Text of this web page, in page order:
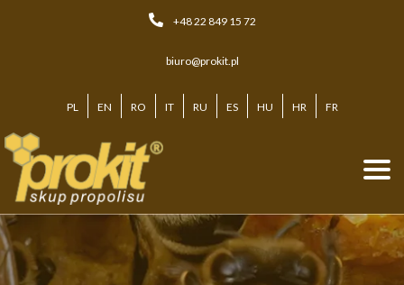
+48 22 849 15 72
biuro@prokit.pl
PL EN RO IT RU ES HU HR FR